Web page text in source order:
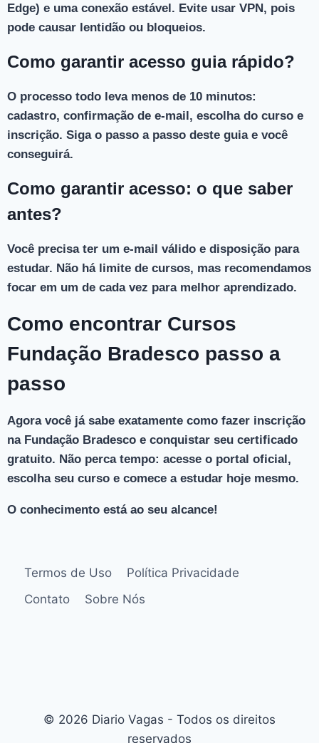
Edge) e uma conexão estável. Evite usar VPN, pois
pode causar lentidão ou bloqueios.
Como garantir acesso guia rápido?
O processo todo leva menos de 10 minutos:
cadastro, confirmação de e-mail, escolha do curso e
inscrição. Siga o passo a passo deste guia e você
conseguirá.
Como garantir acesso: o que saber
antes?
Você precisa ter um e-mail válido e disposição para
estudar. Não há limite de cursos, mas recomendamos
focar em um de cada vez para melhor aprendizado.
Como encontrar Cursos
Fundação Bradesco passo a
passo
Agora você já sabe exatamente como fazer inscrição
na Fundação Bradesco e conquistar seu certificado
gratuito. Não perca tempo: acesse o portal oficial,
escolha seu curso e comece a estudar hoje mesmo.
O conhecimento está ao seu alcance!
Termos de Uso
Política Privacidade
Contato
Sobre Nós
© 2026 Diario Vagas - Todos os direitos
reservados